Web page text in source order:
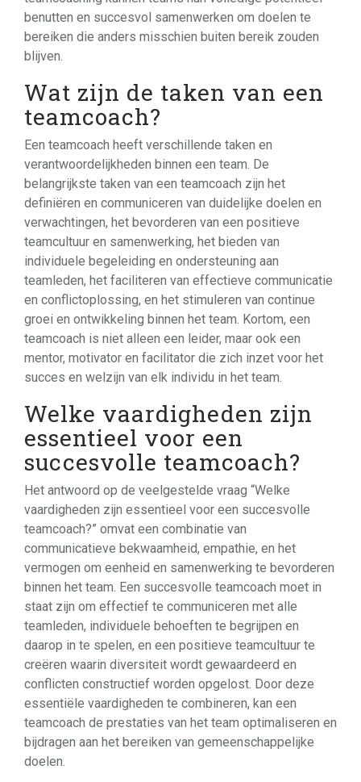
benutten en succesvol samenwerken om doelen te
bereiken die anders misschien buiten bereik zouden
blijven.
Wat zijn de taken van een
teamcoach?
Een teamcoach heeft verschillende taken en
verantwoordelijkheden binnen een team. De
belangrijkste taken van een teamcoach zijn het
definiëren en communiceren van duidelijke doelen en
verwachtingen, het bevorderen van een positieve
teamcultuur en samenwerking, het bieden van
individuele begeleiding en ondersteuning aan
teamleden, het faciliteren van effectieve communicatie
en conflictoplossing, en het stimuleren van continue
groei en ontwikkeling binnen het team. Kortom, een
teamcoach is niet alleen een leider, maar ook een
mentor, motivator en facilitator die zich inzet voor het
succes en welzijn van elk individu in het team.
Welke vaardigheden zijn
essentieel voor een
succesvolle teamcoach?
Het antwoord op de veelgestelde vraag “Welke
vaardigheden zijn essentieel voor een succesvolle
teamcoach?” omvat een combinatie van
communicatieve bekwaamheid, empathie, en het
vermogen om eenheid en samenwerking te bevorderen
binnen het team. Een succesvolle teamcoach moet in
staat zijn om effectief te communiceren met alle
teamleden, individuele behoeften te begrijpen en
daarop in te spelen, en een positieve teamcultuur te
creëren waarin diversiteit wordt gewaardeerd en
conflicten constructief worden opgelost. Door deze
essentiële vaardigheden te combineren, kan een
teamcoach de prestaties van het team optimaliseren en
bijdragen aan het bereiken van gemeenschappelijke
doelen.